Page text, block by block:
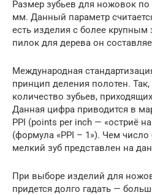
Размер зубьев для ножовок по
мм. Данный параметр
есть изделия с более крупным
пилок для дерева он
Международная
принцип деления полотен. Так,
количество зубьев,
Данная цифра приводится в
PPI (points per inch — «остриё
(формула «PPI – 1»). Чем
мелкий зуб представлен на
При выборе изделий для
придется долго гадать —